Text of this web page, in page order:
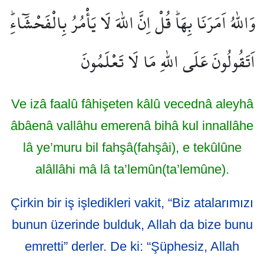
وَاللّٰهُ اَمَرَنَا بِهَاۜ قُلْ اِنَّ اللّٰهَ لَا يَأْمُرُ بِالْفَحْشَٓاءِۜ
اَتَقُولُونَ عَلَى اللّٰهِ مَا لَا تَعْلَمُونَ
Ve izâ faalû fâhişeten kâlû vecednâ aleyhâ
âbâenâ vallâhu emerenâ bihâ kul innallâhe
lâ ye’muru bil fahşâ(fahşâi), e tekûlûne
alâllâhi mâ lâ ta’lemûn(ta’lemûne).
Çirkin bir iş işledikleri vakit, “Biz atalarımızı
bunun üzerinde bulduk, Allah da bize bunu
emretti” derler. De ki: “Şüphesiz, Allah